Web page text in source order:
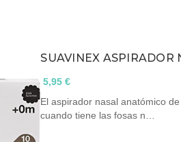
SUAVINEX ASPIRADOR
5,95 €
El aspirador nasal anatómico
cuando tiene las fosas n…